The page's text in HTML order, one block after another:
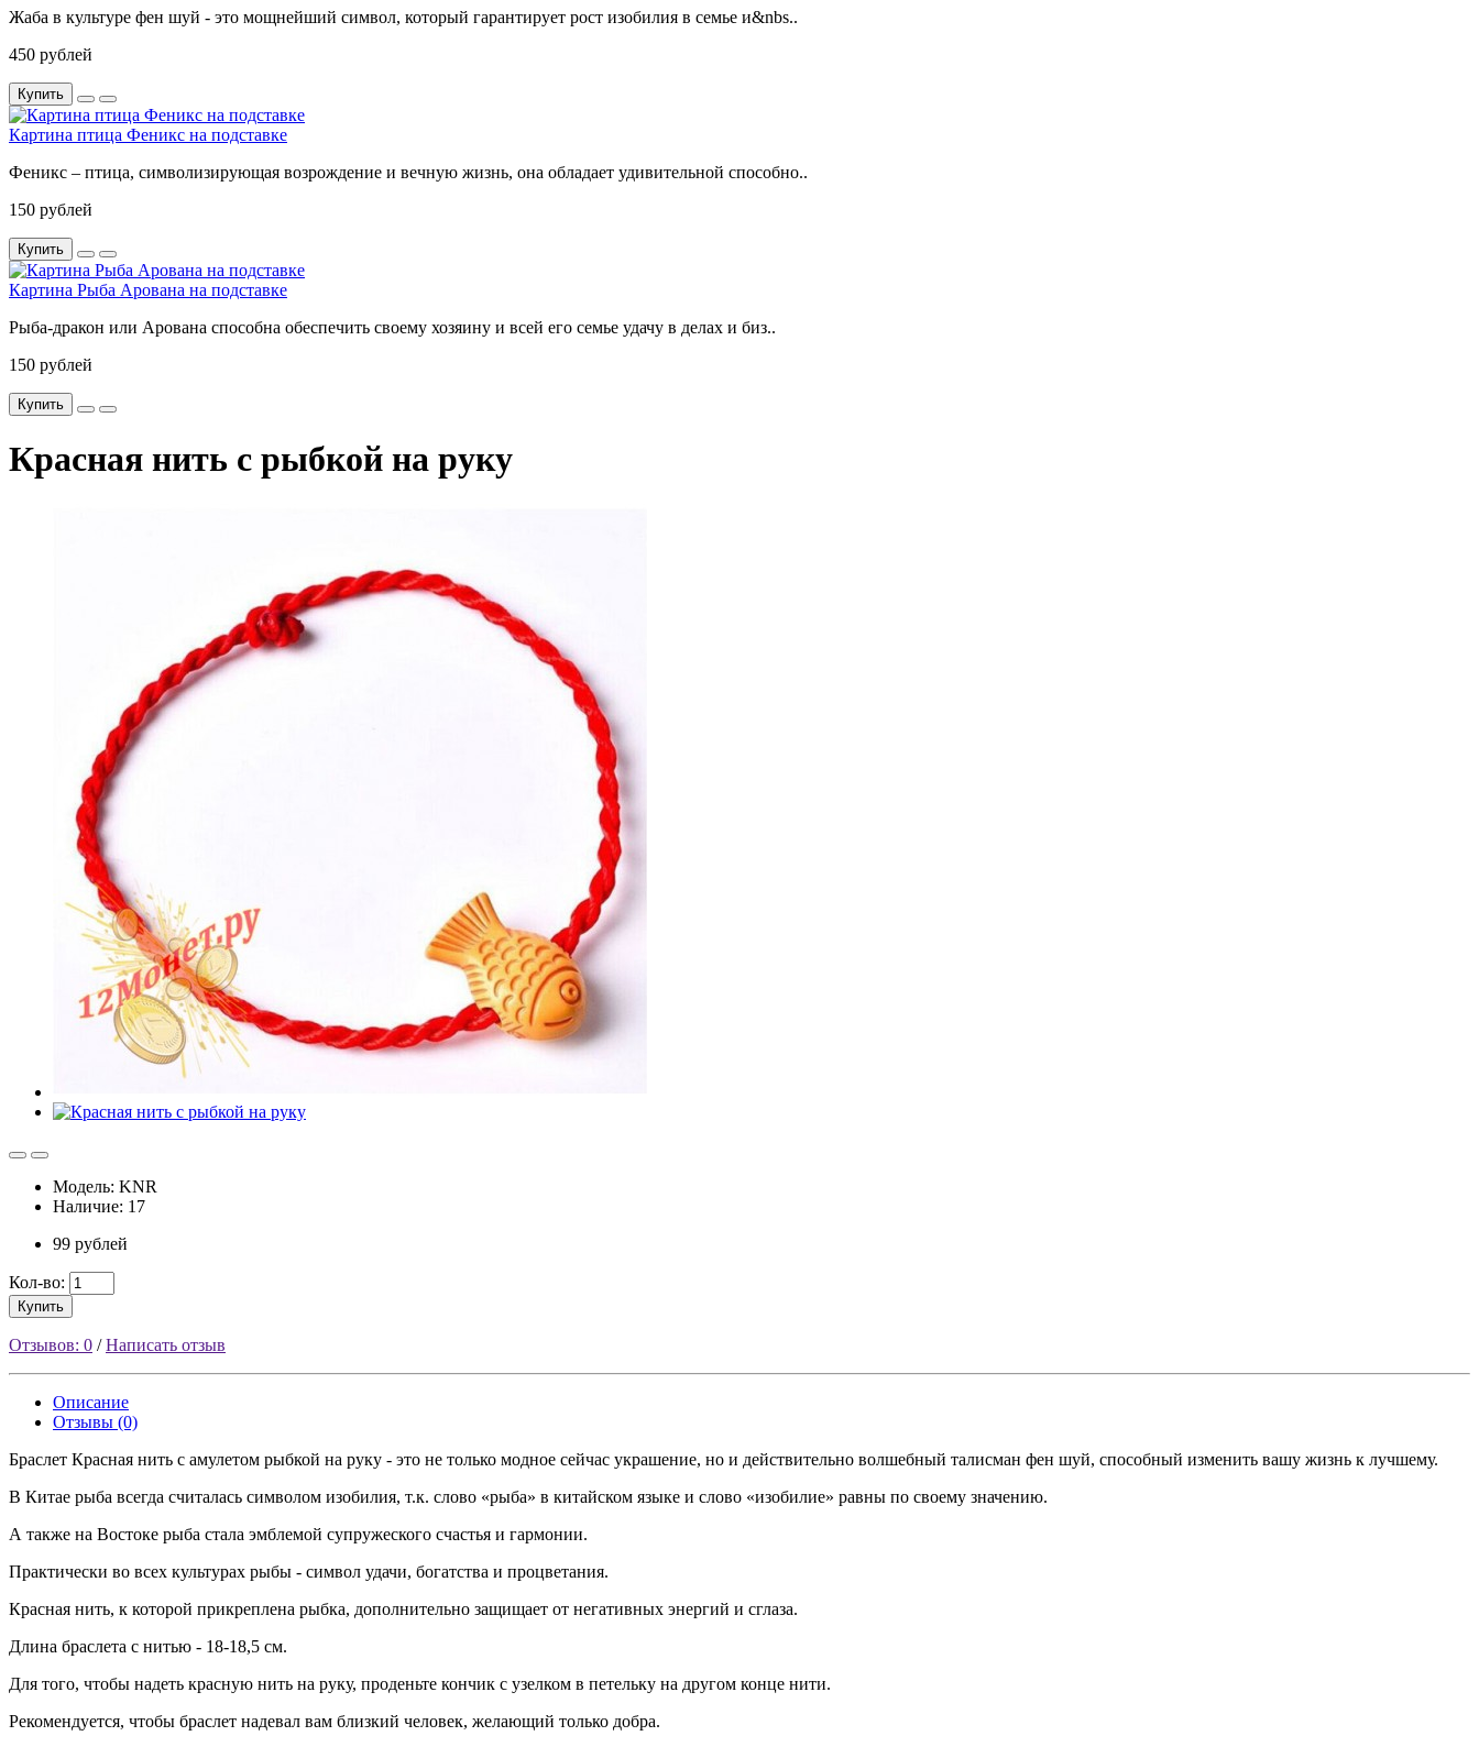
Жаба в культуре фен шуй - это мощнейший символ, который гарантирует рост изобилия в семье и&nbs..
450 рублей
Купить
Картина птица Феникс на подставке
Феникс – птица, символизирующая возрождение и вечную жизнь, она обладает удивительной способно..
150 рублей
Купить
Картина Рыба Арована на подставке
Рыба-дракон или Арована способна обеспечить своему хозяину и всей его семье удачу в делах и биз..
150 рублей
Купить
Красная нить с рыбкой на руку
Модель: KNR
Наличие: 17
99 рублей
Кол-во:
Купить
Отзывов: 0 /Написать отзыв
Описание
Отзывы (0)
Браслет Красная нить с амулетом рыбкой на руку - это не только модное сейчас украшение, но и действительно волшебный талисман фен шуй, способный изменить вашу жизнь к лучшему.
В Китае рыба всегда считалась символом изобилия, т.к. слово «рыба» в китайском языке и слово «изобилие» равны по своему значению.
А также на Востоке рыба стала эмблемой супружеского счастья и гармонии.
Практически во всех культурах рыбы - символ удачи, богатства и процветания.
Красная нить, к которой прикреплена рыбка, дополнительно защищает от негативных энергий и сглаза.
Длина браслета с нитью - 18-18,5 см.
Для того, чтобы надеть красную нить на руку, проденьте кончик с узелком в петельку на другом конце нити.
Рекомендуется, чтобы браслет надевал вам близкий человек, желающий только добра.